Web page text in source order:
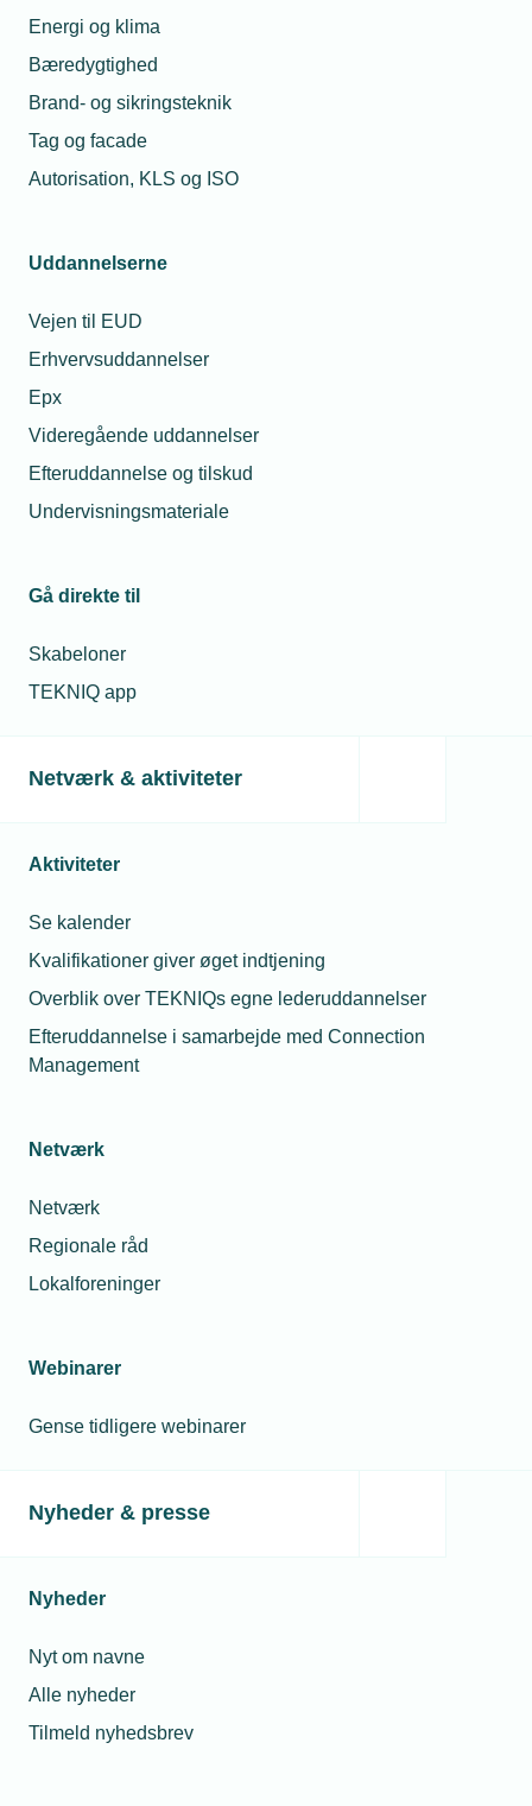
Energi og klima
Bæredygtighed
Brand- og sikringsteknik
Tag og facade
Autorisation, KLS og ISO
Uddannelserne
Vejen til EUD
Erhvervsuddannelser
Epx
Videregående uddannelser
Efteruddannelse og tilskud
Undervisningsmateriale
Gå direkte til
Skabeloner
TEKNIQ app
Netværk & aktiviteter
Aktiviteter
Se kalender
Kvalifikationer giver øget indtjening
Overblik over TEKNIQs egne lederuddannelser
Efteruddannelse i samarbejde med Connection
Management
Netværk
Netværk
Regionale råd
Lokalforeninger
Webinarer
Gense tidligere webinarer
Nyheder & presse
Nyheder
Nyt om navne
Alle nyheder
Tilmeld nyhedsbrev